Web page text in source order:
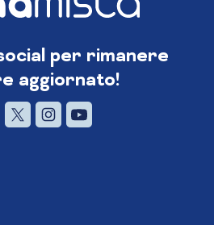
per rimanere
aggiornato!